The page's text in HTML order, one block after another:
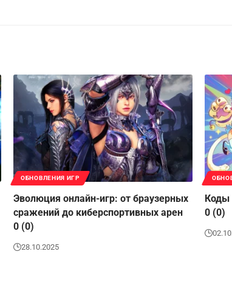
ОБНОВЛЕНИЯ ИГР
Эволюция онлайн-игр: от браузерных
сражений до киберспортивных арен
0 (0)
28.10.2025
Коды
0 (0)